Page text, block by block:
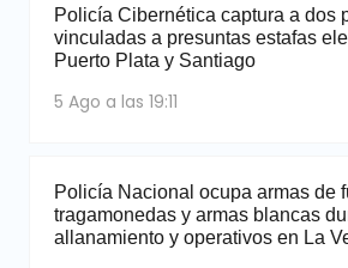
Policía Cibernética captura a dos
vinculadas a presuntas estafas
Puerto Plata y Santiago
5 Ago a las 19:11
Policía Nacional ocupa armas de
tragamonedas y armas blancas
allanamiento y operativos en La